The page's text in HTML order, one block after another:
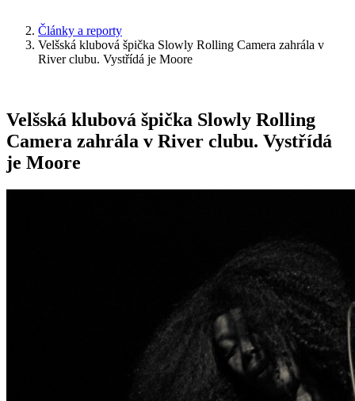
Články a reporty
Velšská klubová špička Slowly Rolling Camera zahrála v
River clubu. Vystřídá je Moore
Velšská klubová špička Slowly Rolling
Camera zahrála v River clubu. Vystřídá
je Moore